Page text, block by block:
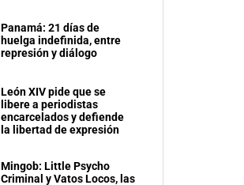
Panamá: 21 días de
huelga indefinida, entre
represión y diálogo
León XIV pide que se
libere a periodistas
encarcelados y defiende
la libertad de expresión
Mingob: Little Psycho
Criminal y Vatos Locos, las